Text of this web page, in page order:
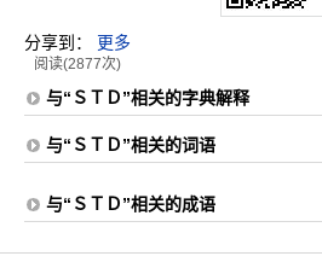
分享到： 更多
阅读(2877次)
与“ＳＴＤ”相关的字典解释
与“ＳＴＤ”相关的词语
与“ＳＴＤ”相关的成语